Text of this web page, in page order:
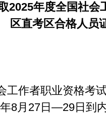
2025年度全国社会
区直考区合格人员
作者职业资格考
8月27日—29日到